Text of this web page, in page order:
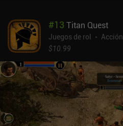
#13 Titan Quest
Juegos de rol
Acción
$10.99